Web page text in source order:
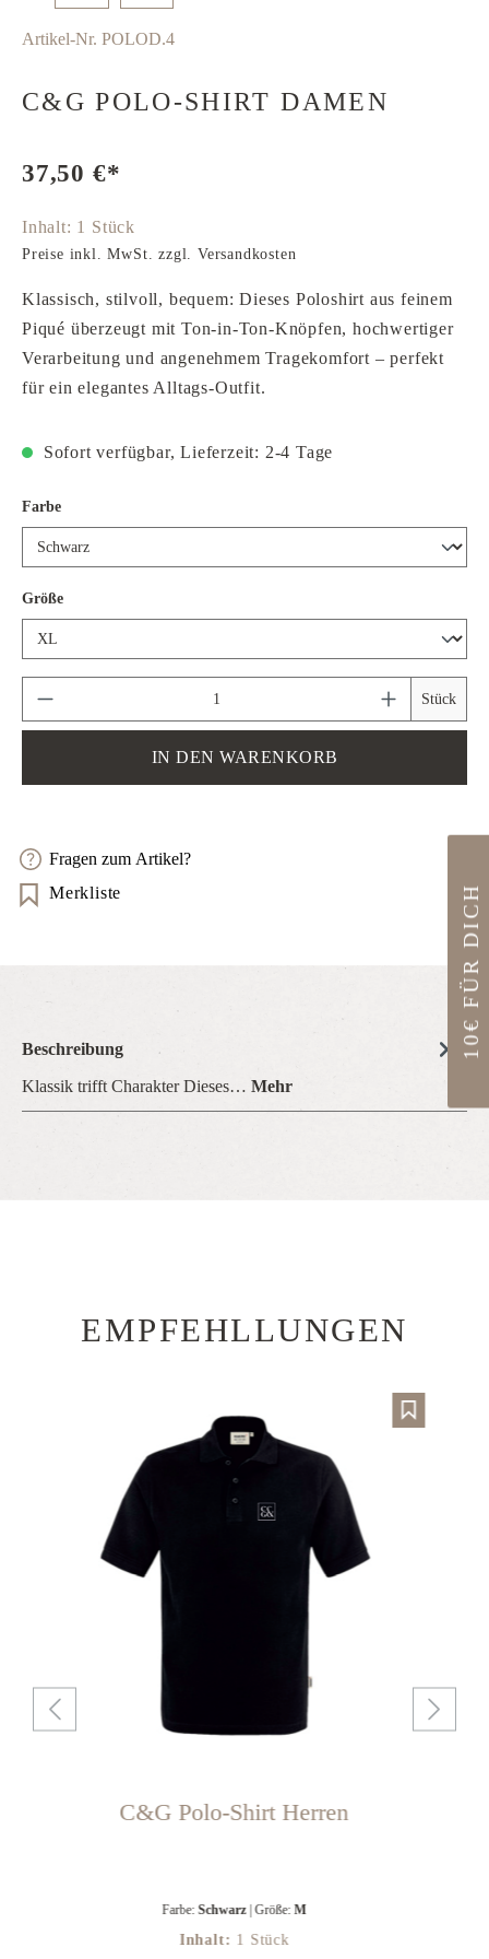
Artikel-Nr. POLOD.4
C&G POLO-SHIRT DAMEN
37,50 €*
Inhalt: 1 Stück
Preise inkl. MwSt. zzgl. Versandkosten
Klassisch, stilvoll, bequem: Dieses Poloshirt aus feinem
Piqué überzeugt mit Ton-in-Ton-Knöpfen, hochwertiger
Verarbeitung und angenehmem Tragekomfort – perfekt
für ein elegantes Alltags-Outfit.
Sofort verfügbar, Lieferzeit: 2-4 Tage
Farbeauswählen
Größeauswählen
Produkt Anzahl: Gib den gewünschten Wert
Stück
IN DEN WARENKORB
Fragen zum Artikel?
Merkliste
Beschreibung
Klassik trifft Charakter Dieses… Mehr
Produktgalerie überspringen
EMPFEHLLUNGEN
C&G Polo-Shirt Herren
Farbe:Schwarz | Größe:M
Inhalt: 1 Stück
10€ FÜR DICH